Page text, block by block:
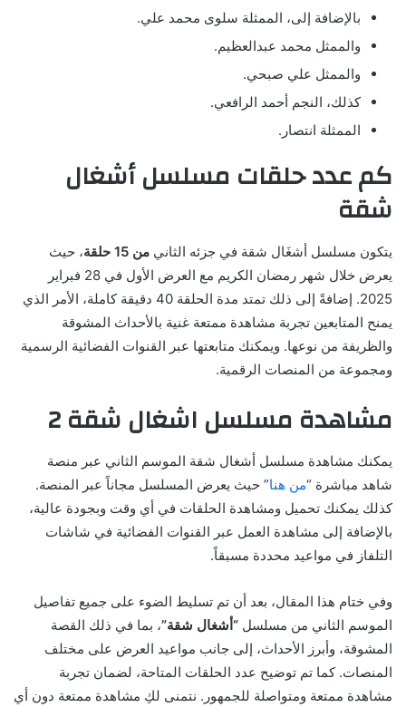
بالإضافة إلى، الممثلة سلوى محمد علي.
والممثل محمد عبدالعظيم.
والممثل علي صبحي.
كذلك، النجم أحمد الرافعي.
الممثلة انتصار.
كم عدد حلقات مسلسل أشغال
شقة
يتكون مسلسل أشغَال شقة في جزئه الثاني من 15 حلقة
، حيث
يعرض خلال شهر رمضان الكريم مع العرض الأول في 28 فبراير
2025. إضافةً إلى ذلك تمتد مدة الحلقة 40 دقيقة كاملة، الأمر الذي
يمنح المتابعين تجربة مشاهدة ممتعة غنية بالأحداث المشوقة
والظريفة من نوعها. ويمكنك متابعتها عبر القنوات الفضائية الرسمية
ومجموعة من المنصات الرقمية.
مشاهدة مسلسل اشغال شقة 2
يمكنك مشاهدة مسلسل أشغال شقة الموسم الثاني عبر منصة
شاهد مباشرة “من هنا” حيث يعرض المسلسل مجاناً عبر المنصة.
كذلك يمكنك تحميل ومشاهدة الحلقات في أي وقت وبجودة عالية،
بالإضافة إلى مشاهدة العمل عبر القنوات الفضائية في شاشات
التلفاز في مواعيد محددة مسبقاً.
وفي ختام هذا المقال، بعد أن تم تسليط الضوء على جميع تفاصيل
الموسم الثاني من مسلسل “أشغال شقة”، بما في ذلك القصة
المشوقة، وأبرز الأحداث، إلى جانب مواعيد العرض على مختلف
المنصات. كما تم توضيح عدد الحلقات المتاحة، لضمان تجربة
مشاهدة ممتعة ومتواصلة للجمهور. نتمنى لكِ مشاهدة ممتعة دون أي